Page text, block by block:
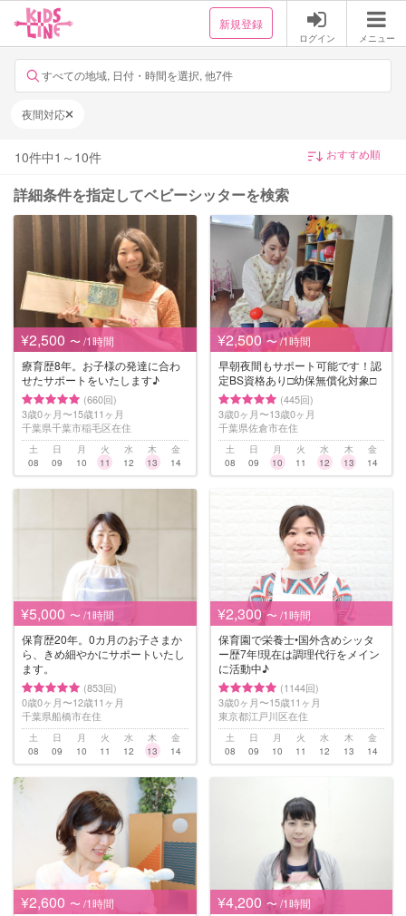
新規登録
ログイン メニュー
すべての地域, 日付・時間を選択, 他7件
夜間対応
10件中1 ～ 10件
詳細条件を指定してベビーシッターを検索
¥2,500 〜 /1時間
療育歴8年。お子様の発達に合わ
せたサポートをいたします♪
(660回)
3歳0ヶ月〜15歳11ヶ月
千葉県千葉市稲毛区在住
土
08
日
09
月
10
火
11
水
12
木
13
金
14
¥2,500 〜 /1時間
早朝夜間もサポート可能です！認
定BS資格あり□︎幼保無償化対象□︎
(445回)
3歳0ヶ月〜13歳0ヶ月
千葉県佐倉市在住
土
08
日
09
月
10
火
11
水
12
木
13
金
14
¥5,000 〜 /1時間
保育歴20年。0カ月のお子さまか
ら、きめ細やかにサポートいたし
ます。
(853回)
0歳0ヶ月〜12歳11ヶ月
千葉県船橋市在住
土
08
日
09
月
10
火
11
水
12
木
13
金
14
¥2,300 〜 /1時間
保育園で栄養士•国外含めシッタ
ー歴7年!現在は調理代行をメイン
に活動中♪
(1144回)
3歳0ヶ月〜15歳11ヶ月
東京都江戸川区在住
土
08
日
09
月
10
火
11
水
12
木
13
金
14
¥2,600 〜 /1時間
¥4,200 〜 /1時間